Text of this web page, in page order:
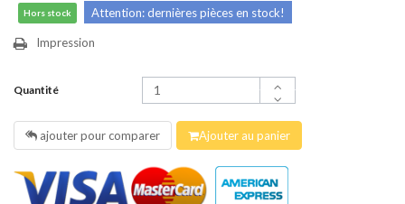
Hors stock Attention: dernières pièces en stock!
Impression
Quantité
ajouter pour comparer Ajouter au panier